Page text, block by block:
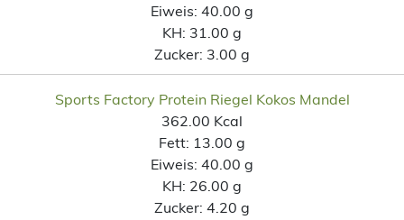
Eiweis: 40.00 g
KH: 31.00 g
Zucker: 3.00 g
Sports Factory Protein Riegel Kokos Mandel
362.00 Kcal
Fett: 13.00 g
Eiweis: 40.00 g
KH: 26.00 g
Zucker: 4.20 g